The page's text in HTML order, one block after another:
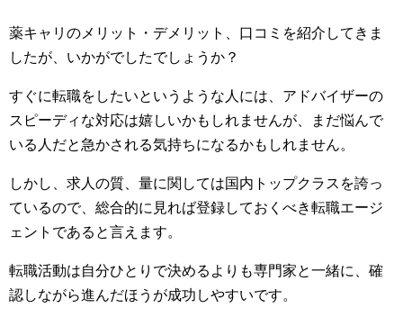
薬キャリのメリット・デメリット、口コミを紹介してきま
したが、いかがでしたでしょうか？
すぐに転職をしたいというような人には、アドバイザーの
スピーディな対応は嬉しいかもしれませんが、まだ悩んで
いる人だと急かされる気持ちになるかもしれません。
しかし、求人の質、量に関しては国内トップクラスを誇っ
ているので、総合的に見れば登録しておくべき転職エージ
ェントであると言えます。
転職活動は自分ひとりで決めるよりも専門家と一緒に、確
認しながら進んだほうが成功しやすいです。